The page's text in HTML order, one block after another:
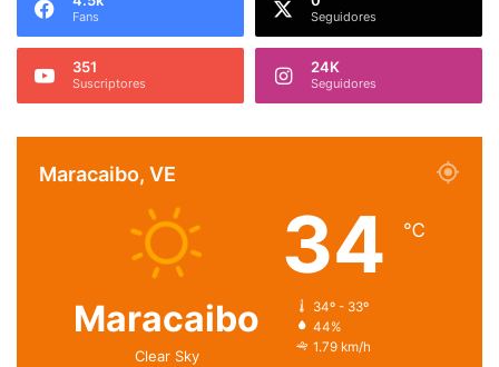
Fans Seguidores
351
Suscriptores
24K
Seguidores
Maracaibo, VE
Maracaibo
Clear Sky
34 ℃
34º - 33º
44%
1.79 km/h